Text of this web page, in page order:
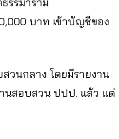
บาท เข้าบัญชีของ
นกลาง โดยมีรายงาน
นสอบสวน ปปป. แล้ว แต่